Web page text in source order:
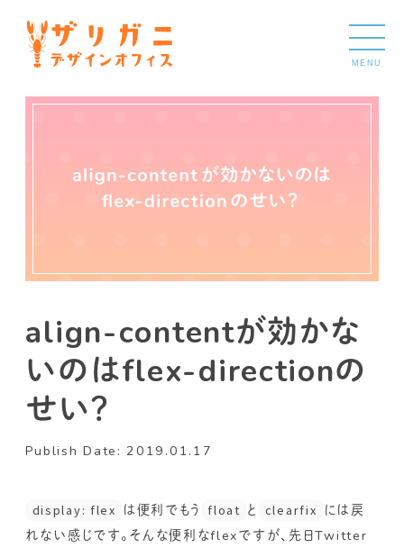
MENU
align-contentが効かな
いのはflex-directionの
せい？
Publish Date: 2019.01.17
display: flex は便利でもう float と clearfix
には戻
れない感じです。そんな便利なflexですが、先日Twitter